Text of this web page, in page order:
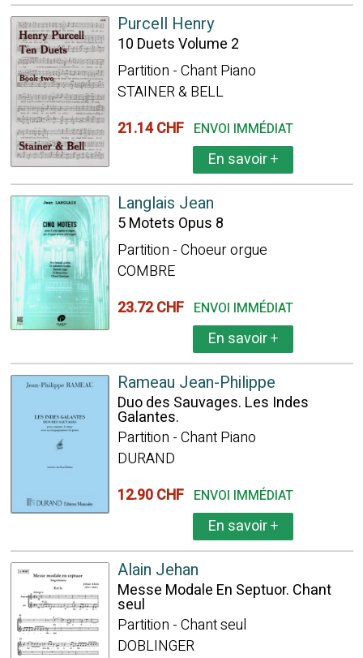
Purcell Henry
10 Duets Volume 2
Partition - Chant Piano
STAINER & BELL
21.14 CHF ENVOI IMMÉDIAT
En savoir+
Langlais Jean
5 Motets Opus 8
Partition - Choeur orgue
COMBRE
23.72 CHF ENVOI IMMÉDIAT
En savoir+
Rameau Jean-Philippe
Duo des Sauvages. Les Indes
Galantes.
Partition - Chant Piano
DURAND
12.90 CHF ENVOI IMMÉDIAT
En savoir+
Alain Jehan
Messe Modale En Septuor. Chant
seul
Partition - Chant seul
DOBLINGER